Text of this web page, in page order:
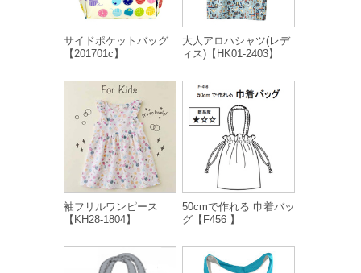
サイドポケットバッグ
【201701c】
大人アロハシャツ(レデ
ィス)【HK01-2403】
袖フリルワンピース
【KH28-1804】
50cmで作れる 巾着バッ
グ【F456 】